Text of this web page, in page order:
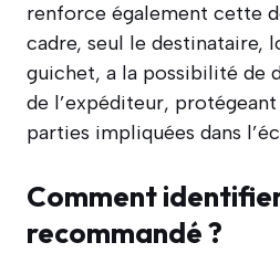
renforce également cette
cadre, seul le destinataire,
guichet, a la possibilité de
de l’expéditeur,
parties impliquées dans
Comment
recommandé ?